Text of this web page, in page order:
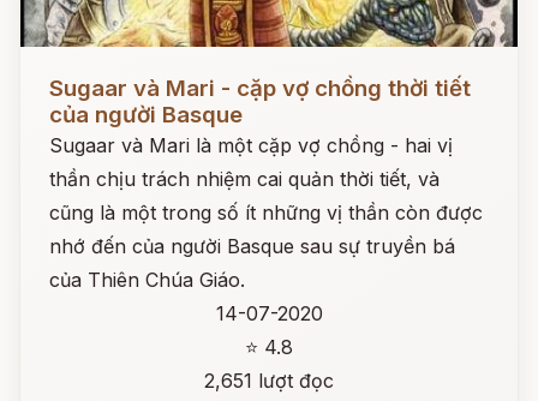
Sugaar và Mari - cặp vợ chồng thời tiết
của người Basque
Sugaar và Mari là một cặp vợ chồng - hai vị
thần chịu trách nhiệm cai quản thời tiết, và
cũng là một trong số ít những vị thần còn được
nhớ đến của người Basque sau sự truyền bá
của Thiên Chúa Giáo.
14-07-2020
⭐ 4.8
2,651 lượt đọc